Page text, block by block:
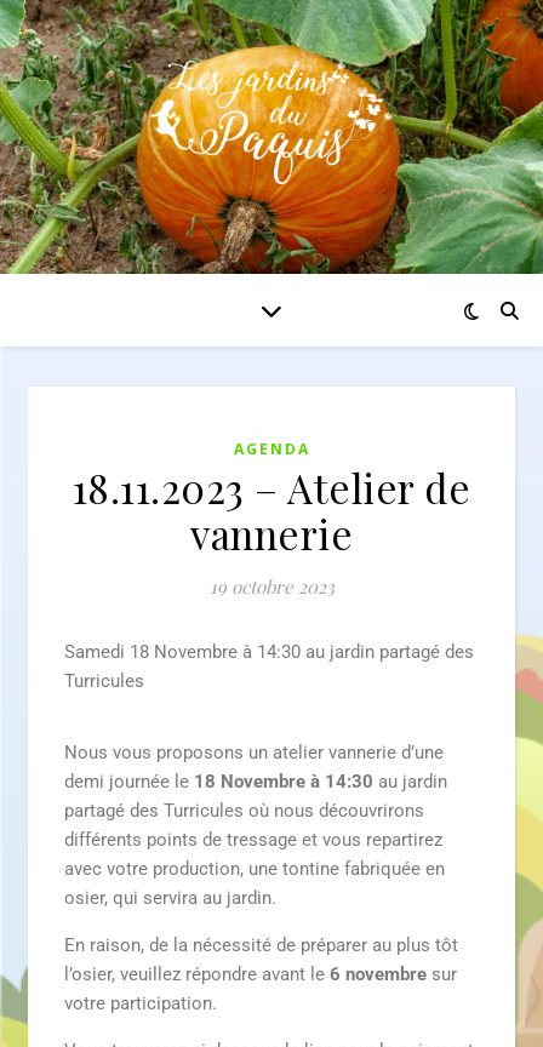
AGENDA
18.11.2023 – Atelier de
vannerie
19 octobre 2023
Samedi 18 Novembre à 14:30 au jardin partagé des
Turricules
Nous vous proposons un atelier vannerie d’une
demi journée le 18 Novembre à 14:30 au jardin
partagé des Turricules où nous découvrirons
différents points de tressage et vous repartirez
avec votre production, une tontine fabriquée en
osier, qui servira au jardin.
En raison, de la nécessité de préparer au plus tôt
l’osier, veuillez répondre avant le 6 novembre sur
votre participation.